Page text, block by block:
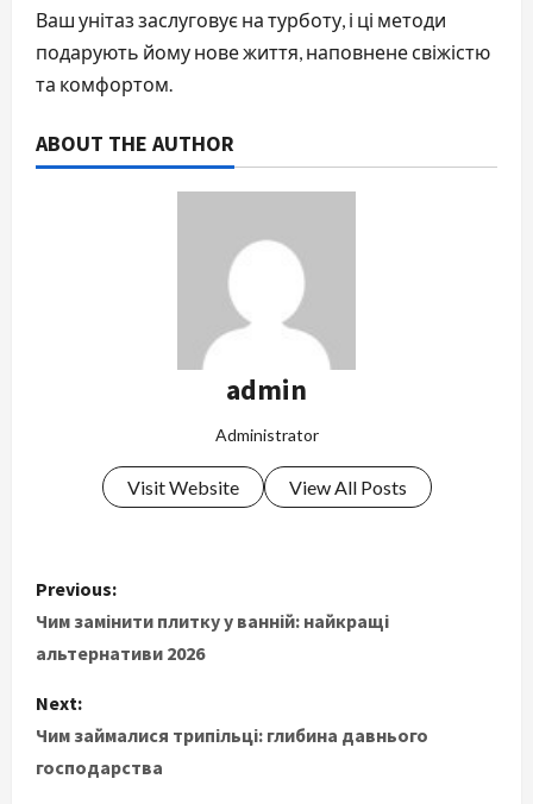
Ваш унітаз заслуговує на турботу, і ці методи
подарують йому нове життя, наповнене свіжістю
та комфортом.
ABOUT THE AUTHOR
admin
Administrator
Visit Website View All Posts
P
o
t
n
Previous:
Чим замінити плитку у ванній: найкращі
альтернативи 2026
Next:
Чим займалися трипільці: глибина давнього
господарства